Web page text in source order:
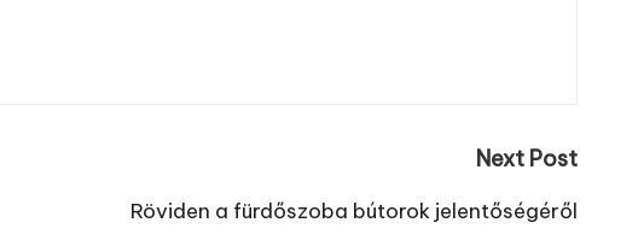
Next Post
Röviden a fürdőszoba bútorok jelentőségéről